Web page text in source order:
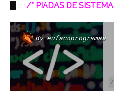
/* PIADAS DE
Byeufacoprogramas